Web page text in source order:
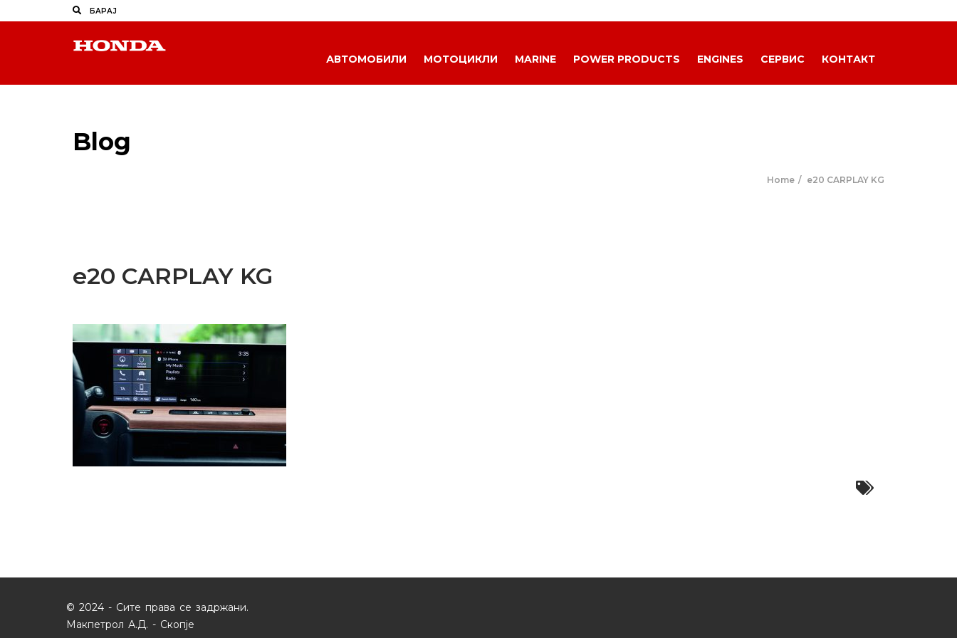
АВТОМОБИЛИ МОТОЦИКЛИ MARINE POWER PRODUCTS ENGINES СЕРВИС КОНТАКТ
Blog
Home e20 CARPLAY KG
e20 CARPLAY KG
© 2024 - Сите права се задржани.
Макпетрол А.Д. - Скопје